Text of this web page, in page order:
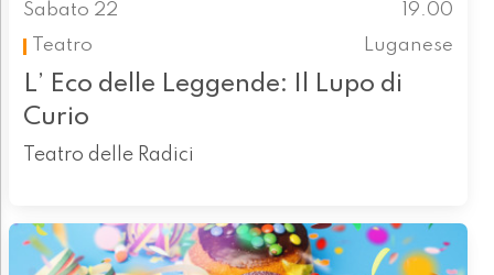
Sabato 22
19.00
Teatro
Luganese
L’ Eco delle Leggende: Il Lupo di
Curio
Teatro delle Radici